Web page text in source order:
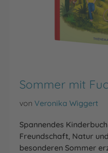
Sommer mit
von Veronika Wiggert
Spannendes
Freundschaft, Natur
besonderen Sommer